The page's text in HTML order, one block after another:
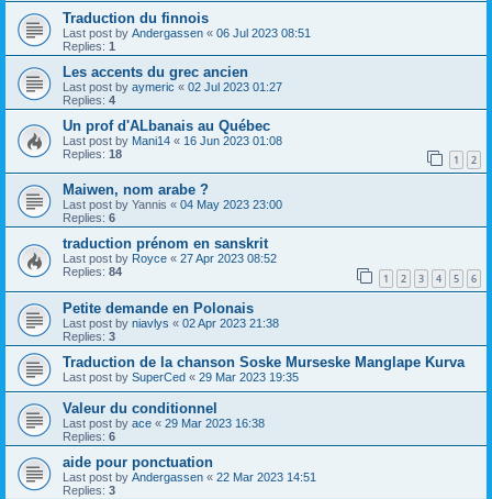
Traduction du finnois
Last post by Andergassen « 06 Jul 2023 08:51
Replies: 1
Les accents du grec ancien
Last post by aymeric « 02 Jul 2023 01:27
Replies: 4
Un prof d'ALbanais au Québec
Last post by Mani14 « 16 Jun 2023 01:08
Replies: 18 1 2
Maiwen, nom arabe ?
Last post by Yannis « 04 May 2023 23:00
Replies: 6
traduction prénom en sanskrit
Last post by Royce « 27 Apr 2023 08:52
Replies: 84 1 2 3 4 5 6
Petite demande en Polonais
Last post by niavlys « 02 Apr 2023 21:38
Replies: 3
Traduction de la chanson Soske Murseske Manglape Kurva
Last post by SuperCed « 29 Mar 2023 19:35
Valeur du conditionnel
Last post by ace « 29 Mar 2023 16:38
Replies: 6
aide pour ponctuation
Last post by Andergassen « 22 Mar 2023 14:51
Replies: 3